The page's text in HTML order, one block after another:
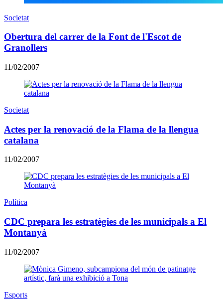
Societat
Obertura del carrer de la Font de l'Escot de
Granollers
11/02/2007
Societat
Actes per la renovació de la Flama de la llengua
catalana
11/02/2007
Política
CDC prepara les estratègies de les municipals a El
Montanyà
11/02/2007
Esports